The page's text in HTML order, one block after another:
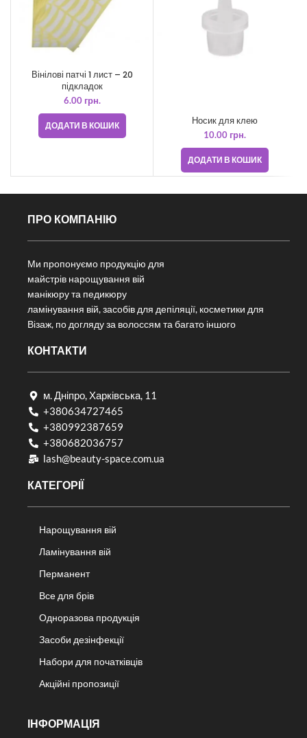
Вінілові патчі 1 лист – 20
підкладок
6.00 грн.
ДОДАТИ В КОШИК Носик для клею
10.00 грн.
ДОДАТИ В КОШИК
ПРО КОМПАНІЮ
Ми пропонуємо продукцію для
майстрів нарощування вій
манікюру та педикюру
ламінування вій, засобів для депіляції, косметики для
Візаж, по догляду за волоссям та багато іншого
КОНТАКТИ
м. Дніпро, Харківська, 11
+380634727465
+380992387659
+380682036757​
lash@beauty-space.com.ua
КАТЕГОРІЇ
Нарощування вій
Ламінування вій
Перманент
Все для брів
Одноразова продукція
Засоби дезінфекції
Набори для початківців
Акційні пропозиції
ІНФОРМАЦІЯ